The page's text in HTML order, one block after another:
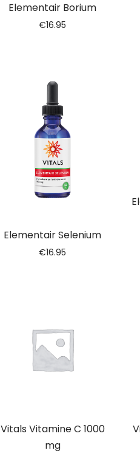
Elementair Borium
€16.95
Elementair Selenium
€16.95
Vitals Vitamine C 1000
mg